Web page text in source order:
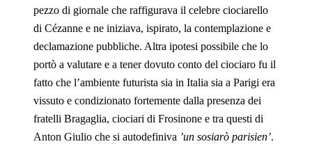
pezzo di giornale che raffigurava il celebre ciociarello
di Cézanne e ne iniziava, ispirato, la contemplazione e
declamazione pubbliche. Altra ipotesi possibile che lo
portò a valutare e a tener dovuto conto del ciociaro fu il
fatto che l’ambiente futurista sia in Italia sia a Parigi era
vissuto e condizionato fortemente dalla presenza dei
fratelli Bragaglia, ciociari di Frosinone e tra questi di
Anton Giulio che si autodefiniva ’un sosiarò parisien’.